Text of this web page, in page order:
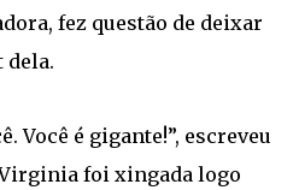
fez questão de deixar
dela.
Você é gigante!”, escreveu
foi xingada logo